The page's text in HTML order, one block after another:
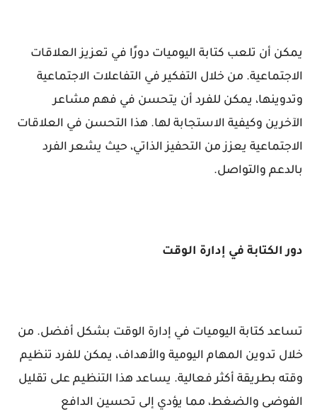
يمكن أن تلعب كتابة اليوميات دورًا في تعزيز العلاقات
الاجتماعية. من خلال التفكير في التفاعلات الاجتماعية
وتدوينها، يمكن للفرد أن يتحسن في فهم مشاعر
الآخرين وكيفية الاستجابة لها. هذا التحسن في العلاقات
الاجتماعية يعزز من التحفيز الذاتي، حيث يشعر الفرد
بالدعم والتواصل.
دور الكتابة في إدارة الوقت
تساعد كتابة اليوميات في إدارة الوقت بشكل أفضل. من
خلال تدوين المهام اليومية والأهداف، يمكن للفرد تنظيم
وقته بطريقة أكثر فعالية. يساعد هذا التنظيم على تقليل
الفوضى والضغط، مما يؤدي إلى تحسين الدافع